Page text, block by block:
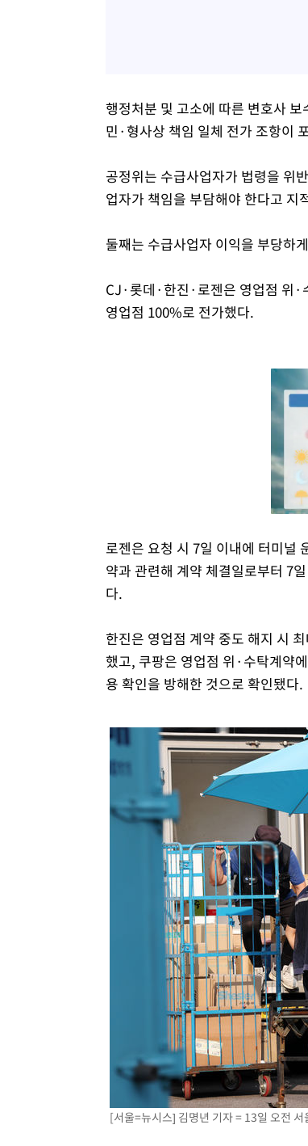
행정처분 및 고소에 따른 변호사
민·형사상 책임 일체 전가 조항이
공정위는 수급사업자가 법령을 위
업자가 책임을 부담해야 한다고 지
둘째는 수급사업자 이익을 부당하
CJ·롯데·한진·로젠은 영업점 위
영업점 100%로 전가했다.
로젠은 요청 시 7일 이내에 터미널
약과 관련해 계약 체결일로부터 7
다.
한진은 영업점 계약 중도 해지 시
했고, 쿠팡은 영업점 위·수탁계약
용 확인을 방해한 것으로 확인됐다.
[서울=뉴시스] 김명년 기자 = 13일 오전